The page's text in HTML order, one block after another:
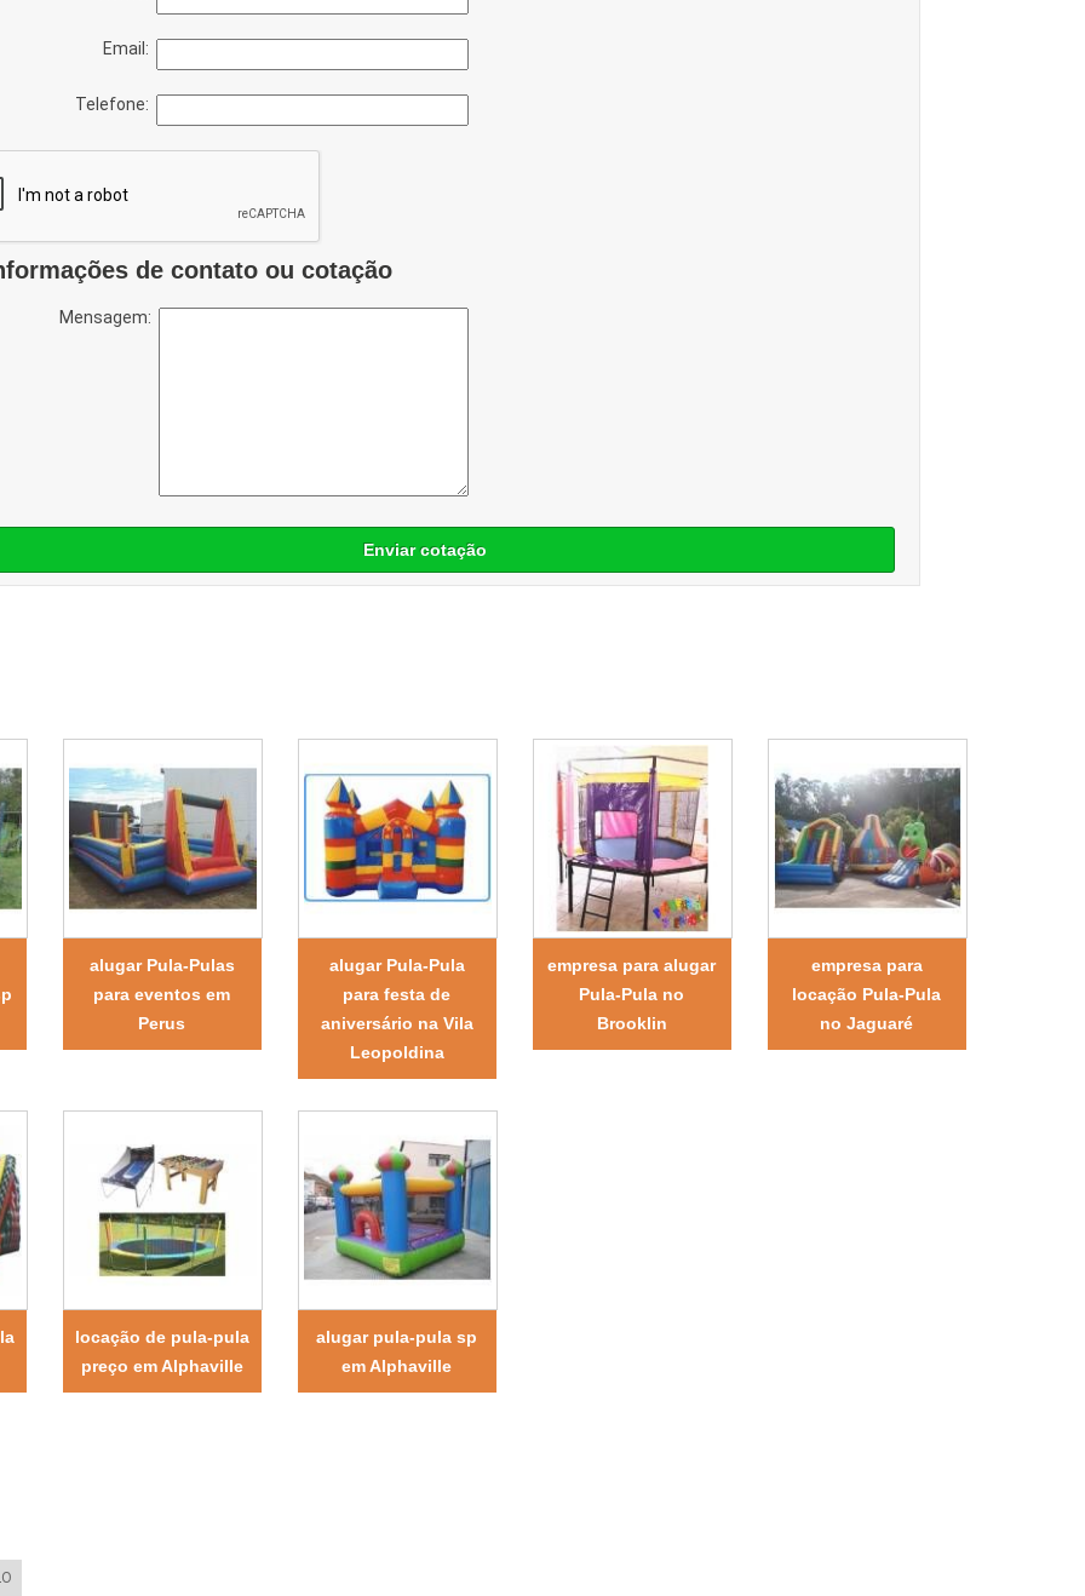
Email:
Telefone:
de contato ou cotação
Mensagem:
Enviar cotação
alugar Pula-Pulas
para eventos em
Perus
alugar Pula-Pula
para festa de
aniversário na Vila
Leopoldina
empresa para alugar
Pula-Pula no
Brooklin
empresa para
locação Pula-Pula
no Jaguaré
locação de pula-pula
preço em Alphaville
alugar pula-pula sp
em Alphaville